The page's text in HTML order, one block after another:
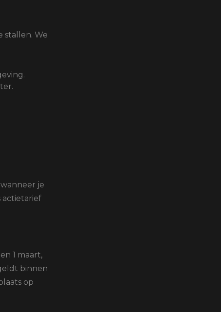
stallen. We
wanneer je
actietarief
1 maart,
binnen
op